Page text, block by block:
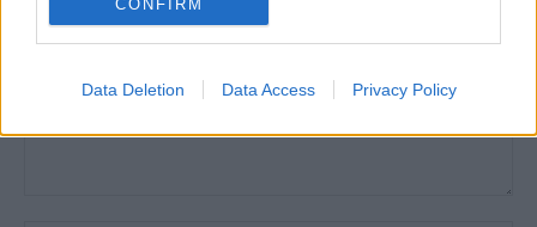
CONFIRM
Data Deletion Data Access Privacy Policy